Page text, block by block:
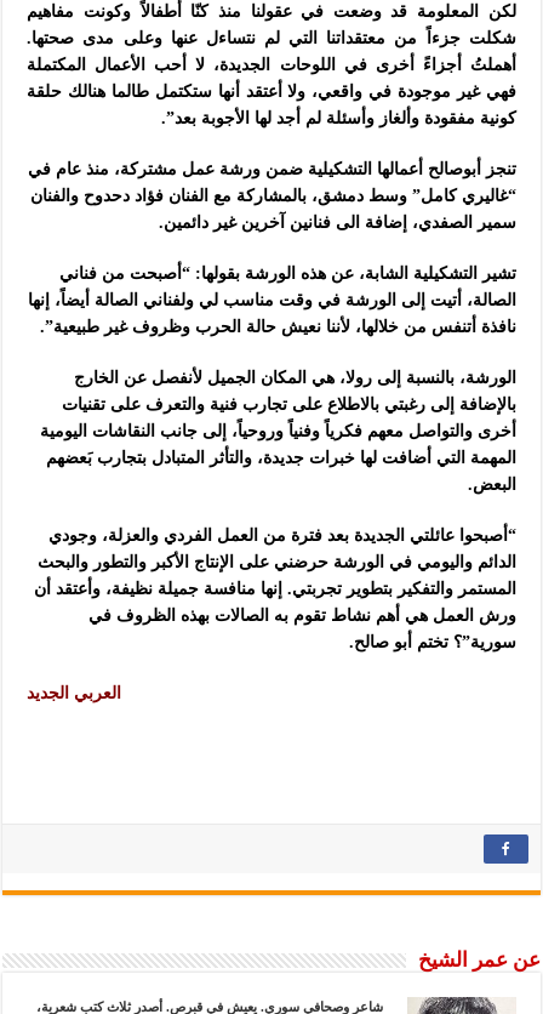
لكن المعلومة قد وضعت في عقولنا منذ كنّا أطفالاً وكونت مفاهيم
شكلت جزءاً من معتقداتنا التي لم نتساءل عنها وعلى مدى صحتها.
أهملتُ أجزاءً أخرى في اللوحات الجديدة، لا أحب الأعمال المكتملة
فهي غير موجودة في واقعي، ولا أعتقد أنها ستكتمل طالما هنالك حلقة
كونية مفقودة وألغاز وأسئلة لم أجد لها الأجوبة بعد”.
تنجز أبوصالح أعمالها التشكيلية ضمن ورشة عمل مشتركة، منذ عام في
“غاليري كامل” وسط دمشق، بالمشاركة مع الفنان فؤاد دحدوح والفنان
سمير الصفدي، إضافة الى فنانين آخرين غير دائمين.
تشير التشكيلية الشابة، عن هذه الورشة بقولها: “أصبحت من فناني
الصالة، أتيت إلى الورشة في وقت مناسب لي ولفناني الصالة أيضاً، إنها
نافذة أتنفس من خلالها، لأننا نعيش حالة الحرب وظروف غير طبيعية”.
الورشة، بالنسبة إلى رولا، هي المكان الجميل لأنفصل عن الخارج
بالإضافة إلى رغبتي بالاطلاع على تجارب فنية والتعرف على تقنيات
أخرى والتواصل معهم فكرياً وفنياً وروحياً، إلى جانب النقاشات اليومية
المهمة التي أضافت لها خبرات جديدة، والتأثر المتبادل بتجارب بَعضهم
البعض.
“أصبحوا عائلتي الجديدة بعد فترة من العمل الفردي والعزلة، وجودي
الدائم واليومي في الورشة حرضني على الإنتاج الأكبر والتطور والبحث
المستمر والتفكير بتطوير تجربتي. إنها منافسة جميلة نظيفة، وأعتقد أن
ورش العمل هي أهم نشاط تقوم به الصالات بهذه الظروف في
سورية”؟ تختم أبو صالح.
العربي الجديد
عن عمر الشيخ
شاعر وصحافي سوري. يعيش في قبرص. أصدر ثلاث كتب شعرية،